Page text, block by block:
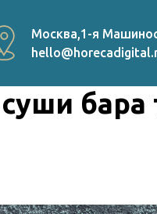
Москва,1-я
бара